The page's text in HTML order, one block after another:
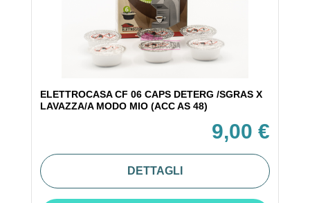
ELETTROCASA CF 06 CAPS DETERG /SGRAS X
LAVAZZA/A MODO MIO (ACC AS 48)
9,00 €
DETTAGLI